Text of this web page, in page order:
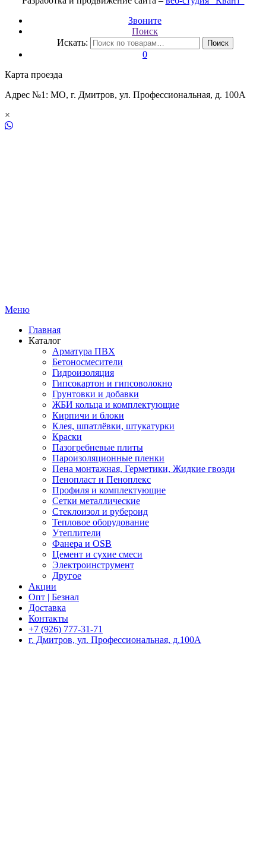
Звоните
Поиск
Искать:
Поиск
0
Карта проезда
Адрес №1: МО, г. Дмитров, ул. Профессиональная, д. 100А
×
Меню
Главная
Каталог
Арматура ПВХ
Бетоносмесители
Гидроизоляция
Гипсокартон и гипсоволокно
Грунтовки и добавки
ЖБИ кольца и комплектующие
Кирпичи и блоки
Клея, шпатлёвки, штукатурки
Краски
Пазогребневые плиты
Пароизоляционные пленки
Пена монтажная, Герметики, Жидкие гвозди
Пенопласт и Пеноплекс
Профиля и комплектующие
Сетки металлические
Стеклоизол и рубероид
Тепловое оборудование
Утеплители
Фанера и OSB
Цемент и сухие смеси
Электроинструмент
Другое
Акции
Опт | Безнал
Доставка
Контакты
+7 (926) 777-31-71
г. Дмитров, ул. Профессиональная, д.100А